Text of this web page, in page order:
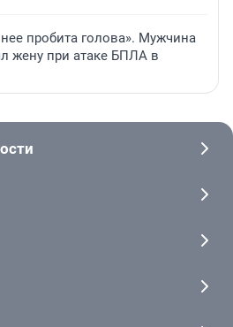
пробита голова». Мужчина
жену при атаке БПЛА в